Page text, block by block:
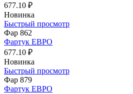
677.10 ₽
Новинка
Быстрый просмотр
Фар 862
Фартук ЕВРО
677.10 ₽
Новинка
Быстрый просмотр
Фар 879
Фартук ЕВРО